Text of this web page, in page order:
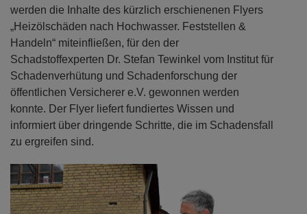
werden die Inhalte des kürzlich erschienenen Flyers
„Heizölschäden nach Hochwasser. Feststellen &
Handeln“ miteinfließen, für den der
Schadstoffexperten Dr. Stefan Tewinkel vom Institut für
Schadenverhütung und Schadenforschung der
öffentlichen Versicherer e.V. gewonnen werden
konnte. Der Flyer liefert fundiertes Wissen und
informiert über dringende Schritte, die im Schadensfall
zu ergreifen sind.
Previous